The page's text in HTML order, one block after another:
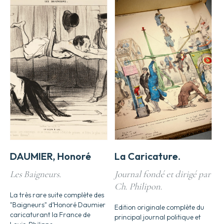
DAUMIER, Honoré
Les Baigneurs.
La très rare suite complète des
"Baigneurs" d’Honoré Daumier
caricaturant la France de
La Caricature.
Journal fondé et dirigé par
Ch. Philipon.
Edition originale complète du
principal journal politique et